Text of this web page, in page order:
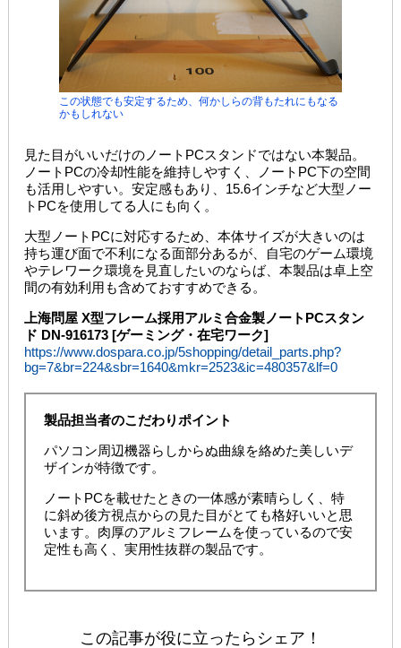
この状態でも安定するため、何かしらの背もたれにもなる
かもしれない
見た目がいいだけのノートPCスタンドではない本製品。
ノートPCの冷却性能を維持しやすく、ノートPC下の空間
も活用しやすい。安定感もあり、15.6インチなど大型ノー
トPCを使用してる人にも向く。
大型ノートPCに対応するため、本体サイズが大きいのは
持ち運び面で不利になる面部分あるが、自宅のゲーム環境
やテレワーク環境を見直したいのならば、本製品は卓上空
間の有効利用も含めておすすめできる。
上海問屋 X型フレーム採用アルミ合金製ノートPCスタン
ド DN-916173 [ゲーミング・在宅ワーク]
https://www.dospara.co.jp/5shopping/detail_parts.php?
bg=7&br=224&sbr=1640&mkr=2523&ic=480357&lf=0
製品担当者のこだわりポイント
パソコン周辺機器らしからぬ曲線を絡めた美しいデ
ザインが特徴です。
ノートPCを載せたときの一体感が素晴らしく、特
に斜め後方視点からの見た目がとても格好いいと思
います。肉厚のアルミフレームを使っているので安
定性も高く、実用性抜群の製品です。
この記事が役に立ったらシェア！